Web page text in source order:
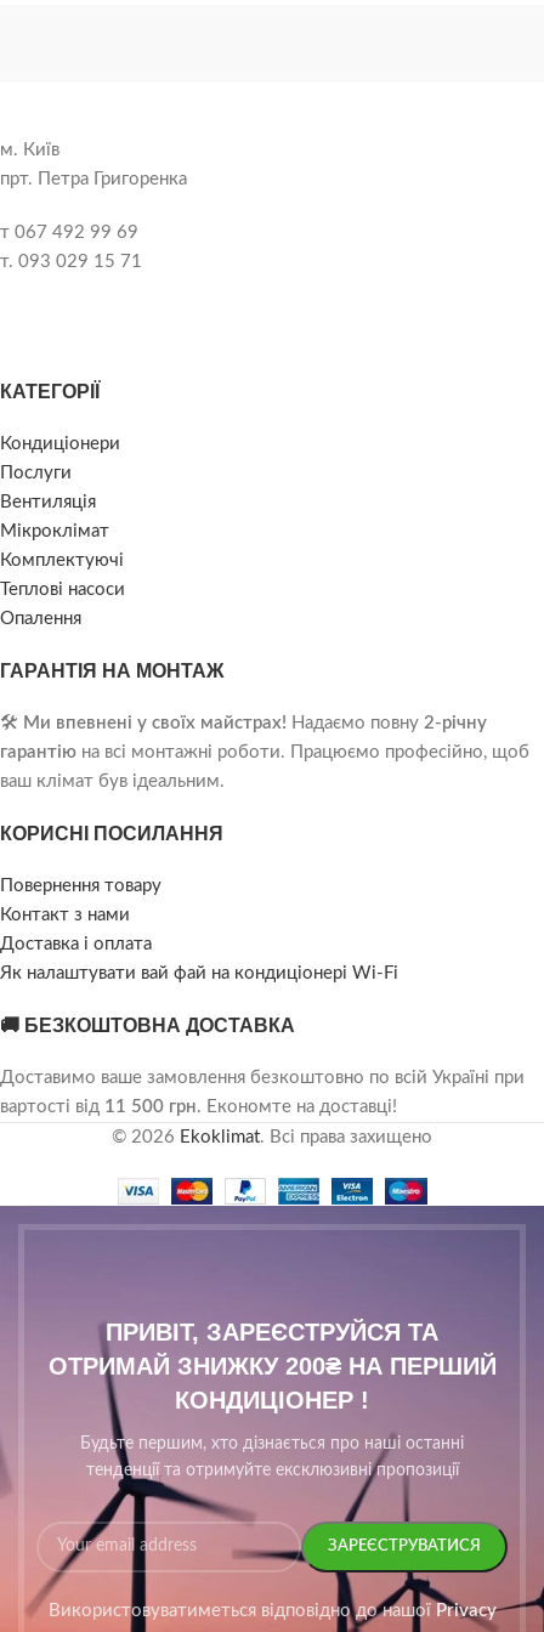
м. Київ
прт. Петра Григоренка
т 067 492 99 69
т. 093 029 15 71
КАТЕГОРІЇ
Кондиціонери
Послуги
Вентиляція
Мікроклімат
Комплектуючі
Теплові насоси
Опалення
ГАРАНТІЯ НА МОНТАЖ
🛠️ Ми впевнені у своїх майстрах! Надаємо повну 2-річну
гарантію на всі монтажні роботи. Працюємо професійно, щоб
ваш клімат був ідеальним.
КОРИСНІ ПОСИЛАННЯ
Повернення товару
Контакт з нами
Доставка і оплата
Як налаштувати вай фай на кондиціонері Wi-Fi
🚚 БЕЗКОШТОВНА ДОСТАВКА
Доставимо ваше замовлення безкоштовно по всій Україні при
вартості від 11 500 грн. Економте на доставці!
© 2026 Ekoklimat. Всі права захищено
ПРИВІТ, ЗАРЕЄСТРУЙСЯ ТА
ОТРИМАЙ ЗНИЖКУ 200₴ НА ПЕРШИЙ
КОНДИЦІОНЕР !
Будьте першим, хто дізнається про наші останні
тенденції та отримуйте ексклюзивні пропозиції
Використовуватиметься відповідно до нашої Privacy